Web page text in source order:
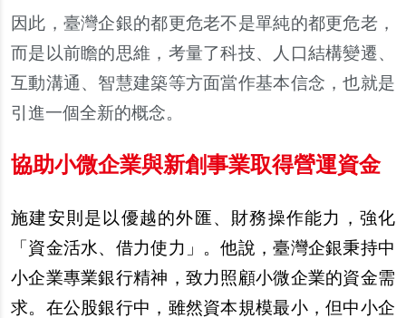
因此， 臺灣企銀的都更危老不是單純的都更危老，
而是以前瞻的思維，考量了科技、人口結構變遷、
互動溝通、智慧建築等方面當作基本信念，也就是
引進一個全新的概念。
協助小微企業與新創事業取得營運資金
施建安則是以優越的外匯、財務操作能力，強化
「資金活水、借力使力」。他說 ，臺灣企銀秉持中
小企業專業銀行精神，致力照顧小微企業的資金需
求。在公股銀行中，雖然資本規模最小，但中小企